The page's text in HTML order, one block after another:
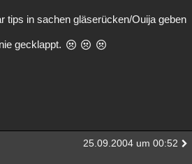
tips in sachen gläserücken/Ouija geben
gecklappt.
25.09.2004 um 00:52